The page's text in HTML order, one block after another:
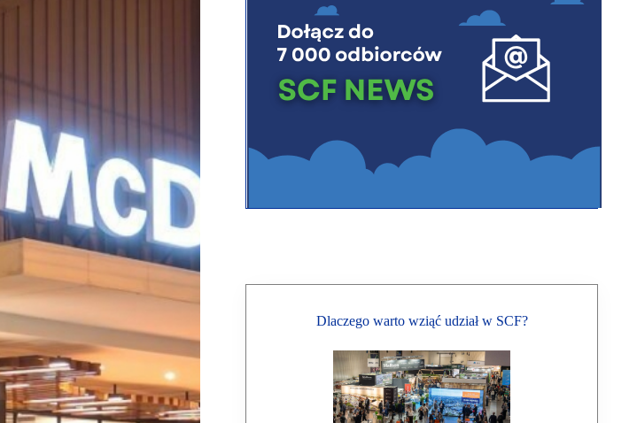
Dlaczego warto wziąć udział w SCF?